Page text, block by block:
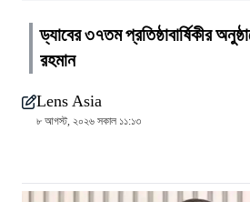
ড্যাবের ৩৭তম প্রতিষ্ঠাবার্ষিকীর
রহমান
Lens Asia
৮ আগস্ট, ২০২৬ সকাল ১১:১৩